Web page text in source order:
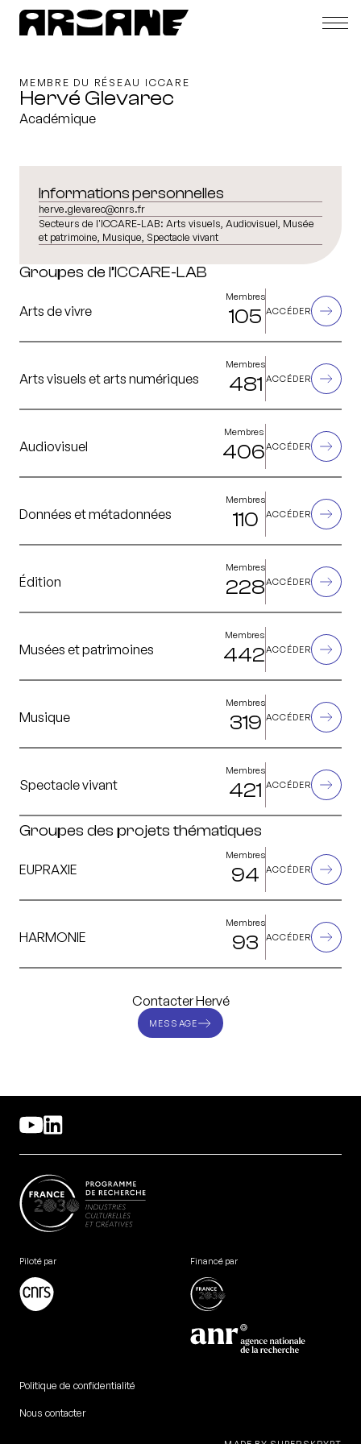
MEMBRE DU RÉSEAU ICCARE
Hervé Glevarec
Académique
Informations personnelles
herve.glevarec@cnrs.fr
Secteurs de l'ICCARE-LAB: Arts visuels, Audiovisuel, Musée
et patrimoine, Musique, Spectacle vivant
Groupes de l’ICCARE-LAB
Arts de vivre
Membres
105 ACCÉDER
Arts visuels et arts numériques
Membres
481 ACCÉDER
Audiovisuel
Membres
406ACCÉDER
Données et métadonnées
Membres
110 ACCÉDER
Édition
Membres
228ACCÉDER
Musées et patrimoines
Membres
442ACCÉDER
Musique
Membres
319 ACCÉDER
Spectacle vivant
Membres
421 ACCÉDER
Groupes des projets thématiques
EUPRAXIE
Membres
94 ACCÉDER
HARMONIE
Membres
93 ACCÉDER
Contacter Hervé
MESSAGE
Piloté par Financé par
Politique de confidentialité
Nous contacter